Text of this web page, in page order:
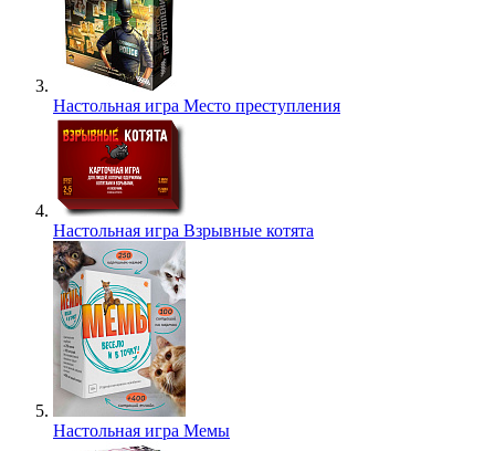
Настольная игра Место преступления
Настольная игра Взрывные котята
Настольная игра Мемы